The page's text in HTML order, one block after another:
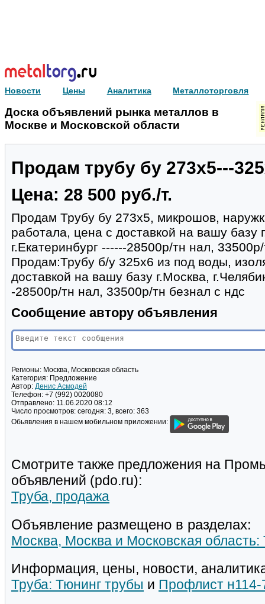
Новости Цены Аналитика Металлоторговля
Доска объявлений рынка металлов в
Москве и Московской области
Продам трубу бу 273х5---
Цена: 28 500 руб./т.
Продам Трубу бу 273х5, микрошов,
работала, цена с доставкой на вашу базу
г.Екатеринбург ------28500р/тн нал,
Продам:Трубу б/у 325х6 из под воды,
доставкой на вашу базу г.Москва,
-28500р/тн нал, 33500р/тн безнал с ндс
Сообщение автору объявления
Регионы: Москва, Московская область
Категория: Предложение
Автор: Денис Асмодей
Телефон: +7 (992) 0020080
Отправлено: 11.06.2020 08:12
Число просмотров: сегодня: 3, всего: 363
Обьявления в нашем мобильном приложении:
Смотрите также предложения на
объявлений (pdo.ru):
Труба, продажа
Объявление размещено в разделах:
Москва, Москва и Московская область:
Информация, цены, новости,
Труба: Тюнинг трубы и Профлист н114-